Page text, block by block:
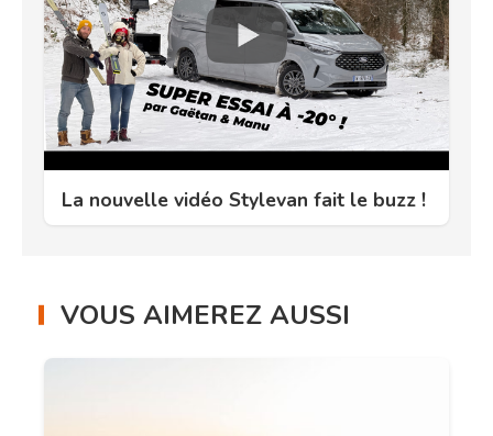
La nouvelle vidéo Stylevan fait le buzz !
VOUS AIMEREZ AUSSI